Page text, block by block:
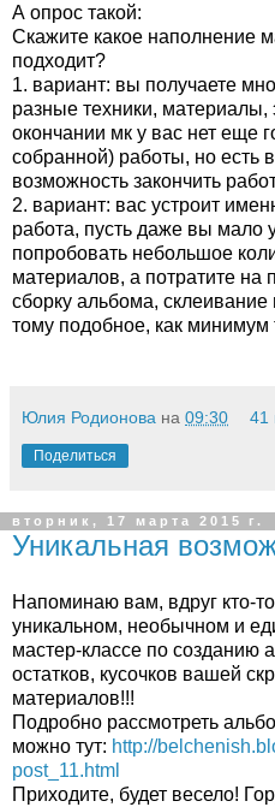
А опрос такой:
Скажите какое наполнение
подходит?
1. вариант: вы получаете
разные техники, материалы,
окончании мк у вас нет еще
собранной) работы, но есть
возможность закончить
2. вариант: вас устроит
работа, пусть даже вы мало
попробовать небольшое
материалов, а потратите на
сборку альбома,
тому подобное, как минимум
Юлия Родионова на 09:30 41
Поделиться
вторник, 17 марта 2015 г.
Уникальная
Напоминаю вам, вдруг кто-
уникальном, необычном и
мастер-классе по созданию
остатков, кусочков вашей
материалов!!!
Подробно рассмотреть
можно тут: http://
post_11.html
Приходите, будет весело!